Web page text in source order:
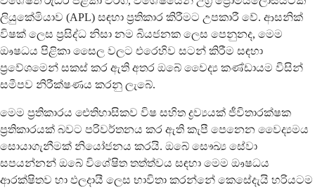
ලියුකේමියාව (APL) සඳහා ප්‍රතිකාර කිරීමට උපකාරී වේ. ආසනික්
විෂක් ලෙස ප්‍රසිද්ධ නිසා නම බියජනක ලෙස පෙනුනද, මෙම
ඖෂධය පිළිකා සෛල වලට එරෙහිව සටන් කිරීම සඳහා
ප්‍රවේශමෙන් සකස් කර ඇති අතර ඔබේ වෛද්‍ය කණ්ඩායම විසින්
සමීපව නිරීක්ෂණය කරනු ලැබේ.
මෙම ප්‍රතිකාරය ඓතිහාසිකව විෂ සහිත ද්‍රව්‍යයක් ජීවිතාරක්ෂක
ප්‍රතිකාරයක් බවට පරිවර්තනය කර ඇති කැපී පෙනෙන වෛද්‍යමය
සොයාගැනීමක් නියෝජනය කරයි. ඔබේ සෞඛ්‍ය සේවා
සපයන්නන් ඔබේ විශේෂිත තත්ත්වය සඳහා මෙම ඖෂධය
ආරක්ෂිතව හා ඵලදායී ලෙස භාවිතා කරන්නේ කෙසේදැයි හරියටම